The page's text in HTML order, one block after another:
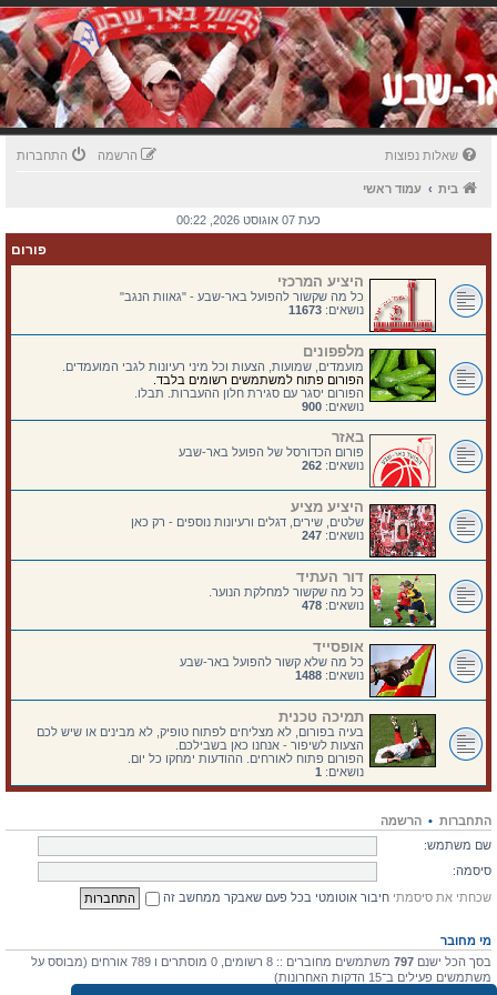
שאלות נפוצות התחברות הרשמה
בית עמוד ראשי
כעת 07 אוגוסט 2026, 00:22
פורום
היציע המרכזי
כל מה שקשור להפועל באר-שבע - "גאוות הנגב"
נושאים: 11673
מלפפונים
מועמדים, שמועות, הצעות וכל מיני רעיונות לגבי המועמדים.
הפורום פתוח למשתמשים רשומים בלבד.
הפורום יסגר עם סגירת חלון ההעברות. תבלו.
נושאים: 900
באזר
פורום הכדורסל של הפועל באר-שבע
נושאים: 262
היציע מציע
שלטים, שירים, דגלים ורעיונות נוספים - רק כאן
נושאים: 247
דור העתיד
כל מה שקשור למחלקת הנוער.
נושאים: 478
אופסייד
כל מה שלא קשור להפועל באר-שבע
נושאים: 1488
תמיכה טכנית
בעיה בפורום, לא מצליחים לפתוח טופיק, לא מבינים או שיש לכם
הצעות לשיפור - אנחנו כאן בשבילכם.
הפורום פתוח לאורחים. ההודעות ימחקו כל יום.
נושאים: 1
התחברות • הרשמה
שם משתמש:
סיסמה:
שכחתי את סיסמתי חיבור אוטומטי בכל פעם שאבקר ממחשב זה
מי מחובר
בסך הכל ישנם 797
משתמשים מחוברים :: 8 רשומים, 0 מוסתרים ו 789 אורחים (מבוסס על
משתמשים פעילים ב־15 הדקות האחרונות)